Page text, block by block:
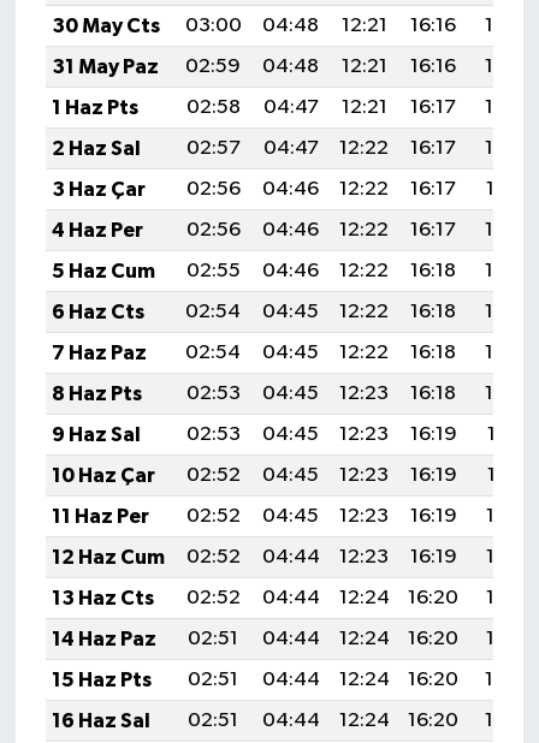
30 May Cts
03:00 04:48 12:21 16:16
19:44
31 May Paz
02:59 04:48 12:21 16:16
19:45
1 Haz Pts
02:58 04:47 12:21 16:17
19:46
2 Haz Sal
02:57 04:47 12:22 16:17
19:46
3 Haz Çar
02:56 04:46 12:22 16:17
19:47
4 Haz Per
02:56 04:46 12:22 16:17
19:48
5 Haz Cum
02:55 04:46 12:22 16:18
19:48
6 Haz Cts
02:54 04:45 12:22 16:18
19:49
7 Haz Paz
02:54 04:45 12:22 16:18
19:50
8 Haz Pts
02:53 04:45 12:23 16:18
19:50
9 Haz Sal
02:53 04:45 12:23 16:19
19:51
10 Haz Çar
02:52 04:45 12:23 16:19
19:51
11 Haz Per
02:52 04:45 12:23 16:19
19:52
12 Haz Cum
02:52 04:44 12:23 16:19
19:52
13 Haz Cts
02:52 04:44 12:24 16:20
19:53
14 Haz Paz
02:51 04:44 12:24 16:20
19:53
15 Haz Pts
02:51 04:44 12:24 16:20
19:54
16 Haz Sal
02:51 04:44 12:24 16:20
19:54